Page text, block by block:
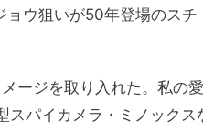
ョウ狙いが50年登場のスチ
ージを取り入れた。私の愛
スパイカメラ・ミノックス